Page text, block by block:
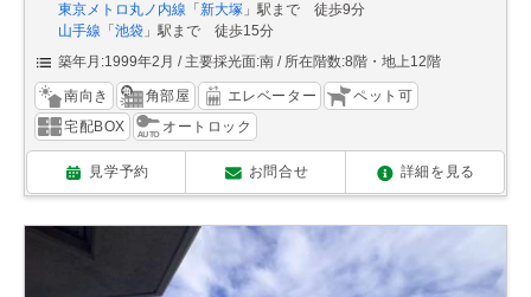
東京メトロ丸ノ内線 「 新大塚 」駅まで 徒歩9分
山手線 「 池袋 」駅まで 徒歩15分
築年月:1999年2月
主要採光面:南 所在階数:8階・地上12階
南向き 角部屋 エレベーター
ペット可
宅配BOX
オートロック
見学予約 お問合せ 詳細を見る